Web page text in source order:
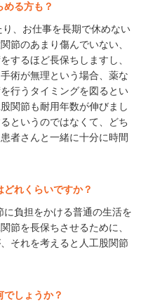
る方も？
、お仕事を長期で休めない
節のあまり傷んでいない、
するほど長保ちしますし、
術が無理という場合、薬な
行うタイミングを図るとい
関節も耐用年数が伸びまし
というのではなくて、どち
者さんと一緒に十分に時間
れくらいですか？
負担をかける普通の生活を
節を長保ちさせるために、
それを考えると人工股関節
しょうか？